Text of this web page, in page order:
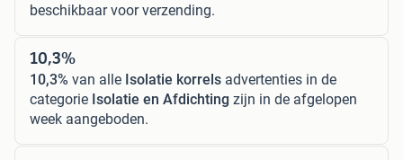
beschikbaar voor verzending.
10,3%
10,3% van alle Isolatie korrels advertenties in de
categorie Isolatie en Afdichting zijn in de afgelopen
week aangeboden.